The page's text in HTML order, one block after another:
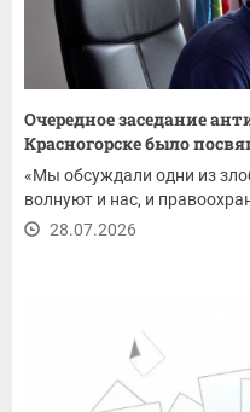
Очередное заседание
Красногорске было
«Мы обсуждали одни из
волнуют и нас, и
28.07.2026